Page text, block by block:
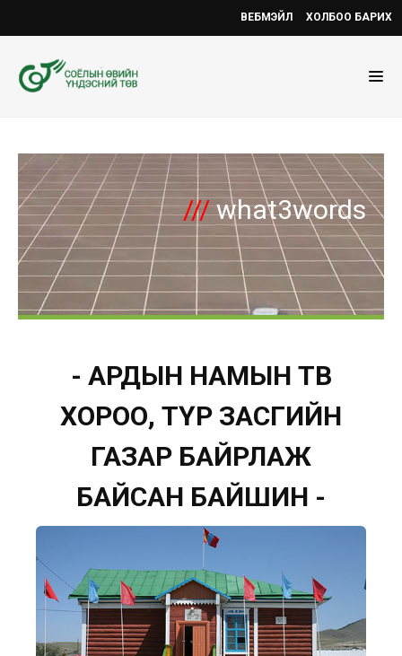
ВЕБМЭЙЛ ХОЛБОО БАРИХ
///what3words
- АРДЫН НАМЫН ТӨВ
ХОРОО, ТҮР ЗАСГИЙН
ГАЗАР БАЙРЛАЖ
БАЙСАН БАЙШИН -